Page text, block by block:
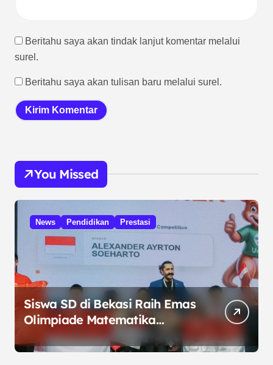
Beritahu saya akan tindak lanjut komentar melalui
surel.
Beritahu saya akan tulisan baru melalui surel.
You Missed
News Pendidikan Prestasi
Siswa SD di Bekasi Raih Emas
Olimpiade Matematika
Internasional di Malaysia